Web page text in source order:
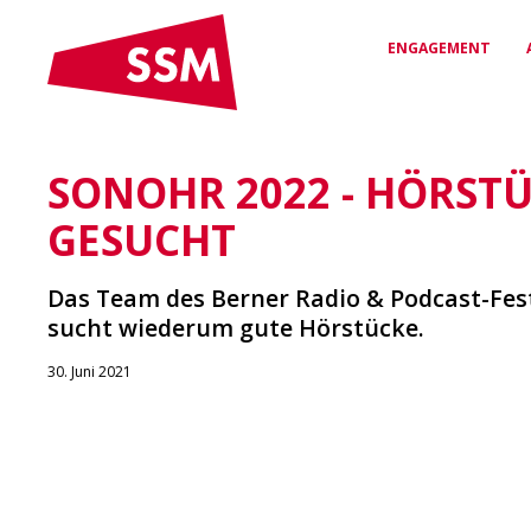
ENGAGEMENT
VEREINBARUNGEN
& VERTRÄGE
RECHTSSCHUTZ &
BERATUNG
DAS SSM
Wer wir sind und wofür wir
SONOHR 2022 -
GESUCHT
Das Team des Berner Radio & Podcast-
sucht wiederum gute Hörstücke.
30. Juni 2021